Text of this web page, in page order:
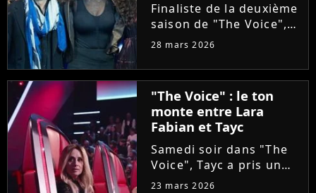
Finaliste de la deuxième
saison de "The Voice",
Olympe se livre à coeur
le chanteur révèle que
sa carrière a été
sabotée par une
personne malveillante
qui a...
28 mars 2026
"The Voice" : le ton
monte entre Lara
Fabian et Tayc
Samedi soir dans "The
Voice", Tayc a pris un
malin plaisir à bloquer
23 mars 2026